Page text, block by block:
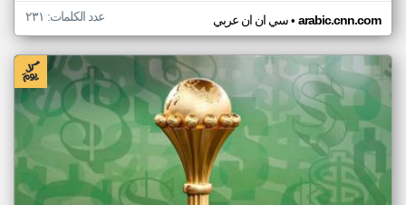
سي ان ان عربي• arabic.cnn.com عدد الكلمات: ٢٣١